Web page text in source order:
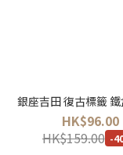
銀座吉田 復古標籤
HK$96.00
HK$159.00 -